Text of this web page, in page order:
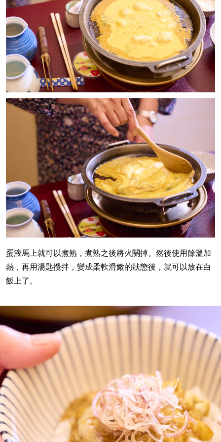
蛋液馬上就可以煮熟，煮熟之後將火關掉。然後使用餘溫加
熱，再用湯匙攪拌，變成柔軟滑嫩的狀態後，就可以放在白
飯上了。